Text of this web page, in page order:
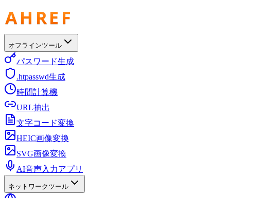
オフラインツール
パスワード生成
.htpasswd生成
時間計算機
URL抽出
文字コード変換
HEIC画像変換
SVG画像変換
AI音声入力アプリ
ネットワークツール